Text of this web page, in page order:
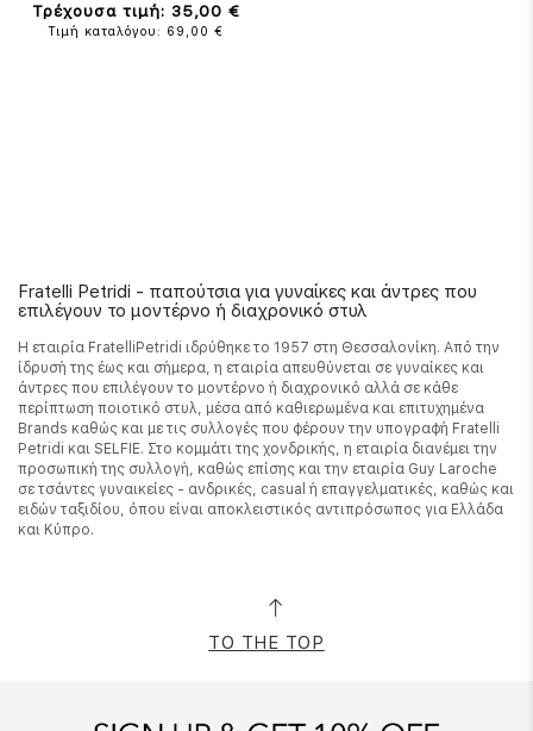
Τρέχουσα τιμή: 35,00 €
Τιμή καταλόγου: 69,00 €
Fratelli Petridi - παπούτσια για γυναίκες και άντρες που
επιλέγουν το μοντέρνο ή διαχρονικό στυλ
Η εταιρία FratelliPetridi ιδρύθηκε το 1957 στη Θεσσαλονίκη. Από την
ίδρυσή της έως και σήμερα, η εταιρία απευθύνεται σε γυναίκες και
άντρες που επιλέγουν το μοντέρνο ή διαχρονικό αλλά σε κάθε
περίπτωση ποιοτικό στυλ, μέσα από καθιερωμένα και επιτυχημένα
Brands καθώς και με τις συλλογές που φέρουν την υπογραφή Fratelli
Petridi και SELFIE. Στο κομμάτι της χονδρικής, η εταιρία διανέμει την
προσωπική της συλλογή, καθώς επίσης και την εταιρία Guy Laroche
σε τσάντες γυναικείες - ανδρικές, casual ή επαγγελματικές, καθώς και
ειδών ταξιδίου, όπου είναι αποκλειστικός αντιπρόσωπος για Ελλάδα
και Κύπρο.
TO THE TOP